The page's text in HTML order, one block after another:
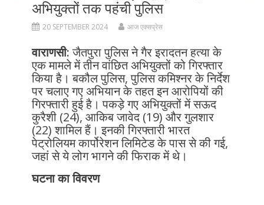
अभियुक्तों तक पहंची पुलिस
20 SEPTEMBER 2024 आज एक्सप्रेस
वाराणसी:जैतपुरा पुलिस ने गैर इरादतन हत्या के
एक मामले में तीन वांछित अभियुक्तों को गिरफ्तार
किया है। बकौल पुलिस, पुलिस कमिश्नर के निर्देश
पर चलाए गए अभियान के तहत इन आरोपियों की
गिरफ्तारी हुई है। पकड़े गए अभियुक्तों में सऊद
कुरैशी (24), आकिब जावेद (19) और गुलशार
(22) शामिल हैं। इनकी गिरफ्तारी भारत
पेट्रोलियम कार्पोरेशन लिमिटेड के पास से की गई,
जहां से ये लोग भागने की फिराक में थे।
घटना का विवरण